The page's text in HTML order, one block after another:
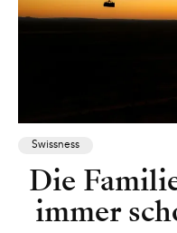
Swissness
Die
immer